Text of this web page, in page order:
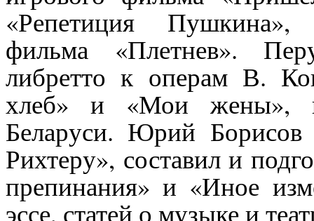
«Репетиция Пушкина»,
фильма «Плетнев».
либретто к операм В.
хлеб» и «Мои жены»,
Беларуси. Юрий
Рихтеру», составил и
препинания» и «Иное
эссе, статей о музыке и